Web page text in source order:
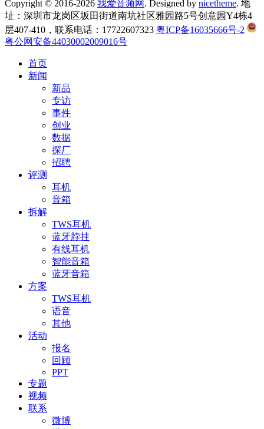
Copyright © 2016-2026 我爱音频网 . Designed by nicetheme. 地
址：深圳市龙岗区坂田街道南坑社区雅园路5号创意园Y4栋4
层407-410，联系电话：17722607323 粤ICP备16035666号-2
粤公网安备44030002009016号
首页
新闻
新品
专访
事件
创业
数据
探厂
招聘
评测
耳机
音箱
拆解
TWS耳机
蓝牙脖挂
有线耳机
智能音箱
蓝牙音箱
方案
TWS耳机
语音
其他
活动
报名
回顾
PPT
专题
视频
联系
微博